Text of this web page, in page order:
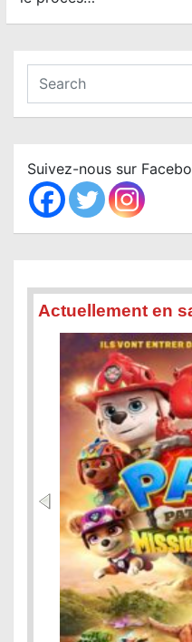
a
c
h
Suivez-nous sur
Actuellement en